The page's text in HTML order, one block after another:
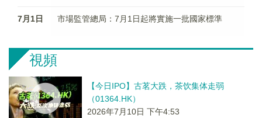
7月1日 市場監管總局：7月1日起將實施一批國家標準
視頻
【今日IPO】古茗大跌，茶饮集体走弱
（01364.HK）
2026年7月10日 下午4:53